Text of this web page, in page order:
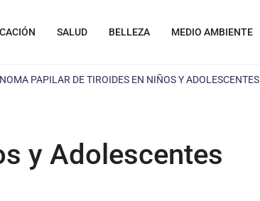
SALUD BELLEZA MEDIO AMBIENTE
PAPILAR DE TIROIDES EN NIÑOS Y ADOLESCENTES
y Adolescentes